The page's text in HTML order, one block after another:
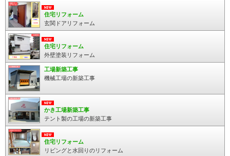
住宅リフォーム
玄関ドアリフォーム
住宅リフォーム
外壁塗装リフォーム
工場新築工事
機械工場の新築工事
かき工場新築工事
テント製の工場の新築工事
住宅リフォーム
リビングと水回りのリフォーム